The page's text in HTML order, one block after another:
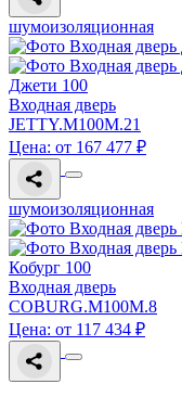
шумоизоляционная
Джети 100
Входная дверь
JETTY.M100M.21
Цена: от 167 477 ₽
шумоизоляционная
Кобург 100
Входная дверь
COBURG.M100M.8
Цена: от 117 434 ₽